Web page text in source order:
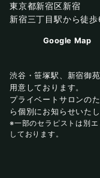
東京都新宿区新宿
新宿三丁目駅から徒
Google Map
渋谷・笹塚駅、新宿御
用意しております。
プライベートサロンの
ら個別にお知らせいたし
※一部のセラピストは別
しております。